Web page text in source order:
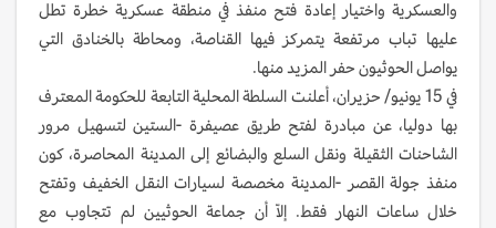
والعسكرية واختيار إعادة فتح منفذ في منطقة عسكرية خطرة تطل
عليها تباب مرتفعة يتمركز فيها القناصة، ومحاطة بالخنادق التي
يواصل الحوثيون حفر المزيد منها.
في 15 يونيو/ حزيران، أعلنت السلطة المحلية التابعة للحكومة المعترف
بها دوليا، عن مبادرة لفتح طريق عصيفرة -الستين لتسهيل مرور
الشاحنات الثقيلة ونقل السلع والبضائع إلى المدينة المحاصرة، كون
منفذ جولة القصر -المدينة مخصصة لسيارات النقل الخفيف وتفتح
خلال ساعات النهار فقط. إلاّ أن جماعة الحوثيين لم تتجاوب مع